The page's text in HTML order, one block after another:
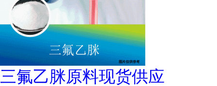
三氟乙脒原料现货供应